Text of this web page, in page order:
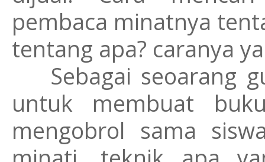
pembaca minatnya
tentang apa? caranya
Sebagai seoarang
untuk membuat
mengobrol sama